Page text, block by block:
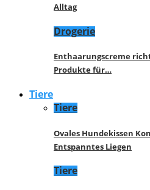
Alltag
Drogerie
Enthaarungscreme
Produkte für…
Tiere
Tiere
Ovales Hundekissen
Entspanntes Liegen
Tiere